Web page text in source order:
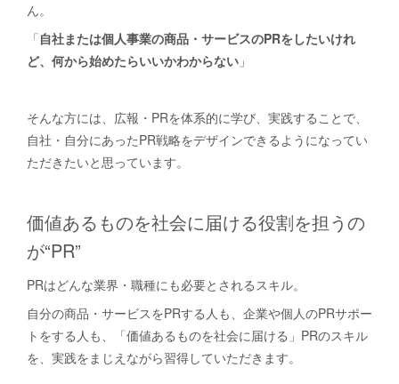
ん。
「自社または個人事業の商品・サービスのPRをしたいけれ
ど、何から始めたらいいかわからない 」
そんな方には、広報・PRを体系的に学び、実践することで、
自社・自分にあったPR戦略をデザインできるようになってい
ただきたいと思っています。
価値あるものを社会に届ける役割を担うの
が“PR”
PRはどんな業界・職種にも必要とされるスキル。
自分の商品・サービスをPRする人も、企業や個人のPRサポー
トをする人も、「価値あるものを社会に届ける」PRのスキル
を、実践をまじえながら習得していただきます。